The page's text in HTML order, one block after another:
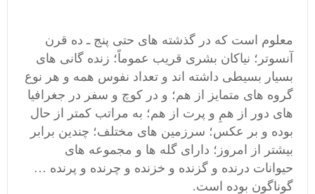
معلوم است که در گذشته های حتی پنج ـ ده قرن
آنسوتر؛ نیاکان بشری قریب عموماً؛ زنده گانی های
بسیار بسیطی داشته اند و تعداد نفوس همه و هر نوع
گروه های متمایز از هم؛ و در کوچ و سفر در جغرافیا
های دور از همِ و پرت از هم؛ به مراتب کمتر از حال
بوده و بر عکس؛ سرزمین های مختلف؛ چندین برابر
بیشتر از امروز؛ دارای گله ها و مجموعه های
حیوانات درنده و گزنده و خزنده و چرنده و پرنده …
گوناگون بوده است.